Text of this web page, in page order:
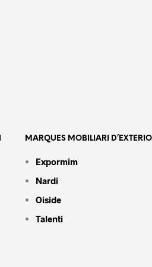
MARQUES MOBILIARI
Expormim
Nardi
Oiside
Talenti